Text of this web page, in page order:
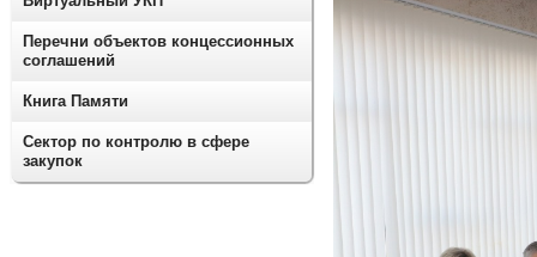
Перечни объектов концессионных
соглашений
Книга Памяти
Сектор по контролю в сфере
закупок